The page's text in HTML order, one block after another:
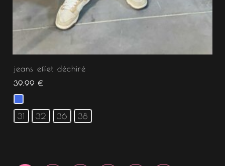
jeans effet déchiré
39.99 €
31 32 36 38